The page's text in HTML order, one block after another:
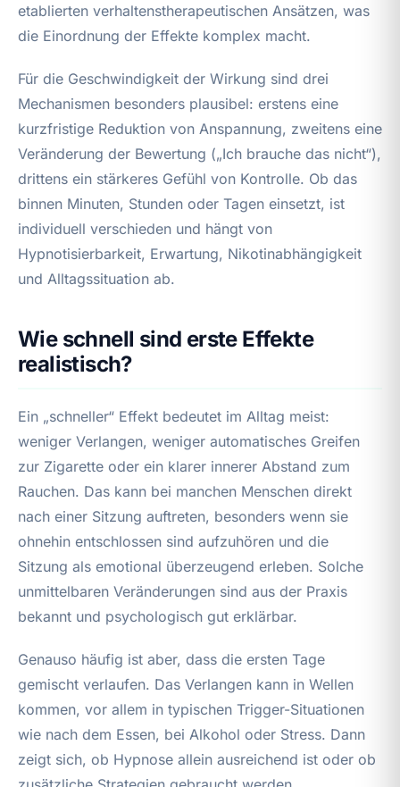
etablierten verhaltenstherapeutischen Ansätzen, was
die Einordnung der Effekte komplex macht.
Für die Geschwindigkeit der Wirkung sind drei
Mechanismen besonders plausibel: erstens eine
kurzfristige Reduktion von Anspannung, zweitens eine
Veränderung der Bewertung („Ich brauche das nicht“),
drittens ein stärkeres Gefühl von Kontrolle. Ob das
binnen Minuten, Stunden oder Tagen einsetzt, ist
individuell verschieden und hängt von
Hypnotisierbarkeit, Erwartung, Nikotinabhängigkeit
und Alltagssituation ab.
Wie schnell sind erste Effekte
realistisch?
Ein „schneller“ Effekt bedeutet im Alltag meist:
weniger Verlangen, weniger automatisches Greifen
zur Zigarette oder ein klarer innerer Abstand zum
Rauchen. Das kann bei manchen Menschen direkt
nach einer Sitzung auftreten, besonders wenn sie
ohnehin entschlossen sind aufzuhören und die
Sitzung als emotional überzeugend erleben. Solche
unmittelbaren Veränderungen sind aus der Praxis
bekannt und psychologisch gut erklärbar.
Genauso häufig ist aber, dass die ersten Tage
gemischt verlaufen. Das Verlangen kann in Wellen
kommen, vor allem in typischen Trigger-Situationen
wie nach dem Essen, bei Alkohol oder Stress. Dann
zeigt sich, ob Hypnose allein ausreichend ist oder ob